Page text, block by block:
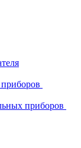
приборов